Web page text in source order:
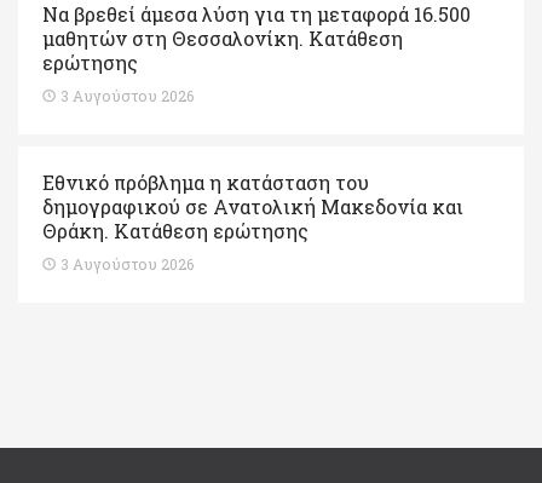
Να βρεθεί άμεσα λύση για τη μεταφορά 16.500
μαθητών στη Θεσσαλονίκη. Κατάθεση
ερώτησης
3 Αυγούστου 2026
Εθνικό πρόβλημα η κατάσταση του
δημογραφικού σε Ανατολική Μακεδονία και
Θράκη. Κατάθεση ερώτησης
3 Αυγούστου 2026